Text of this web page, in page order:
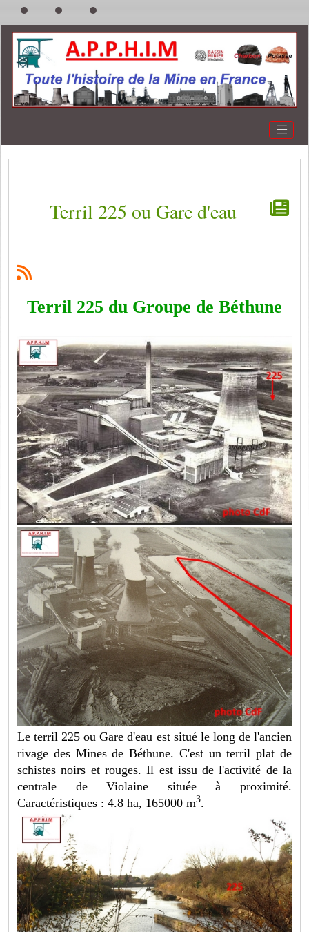
Terril 225 ou Gare d'eau
Terril 225 du Groupe de Béthune
Le terril 225 ou Gare d'eau est situé le long de l'ancien
rivage des Mines de Béthune. C'est un terril plat de
schistes noirs et rouges. Il est issu de l'activité de la
centrale de Violaine située à proximité.
Caractéristiques : 4.8 ha, 165000 m3.